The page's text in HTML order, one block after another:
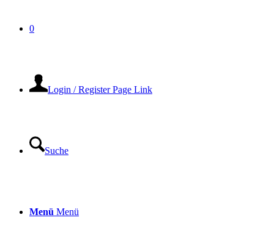
0
Login / Register Page Link
Suche
Menü Menü